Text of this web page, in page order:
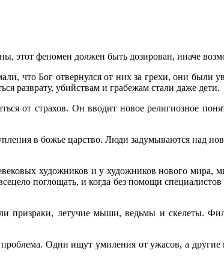
этот феномен должен быть дозирован, иначе
что Бог отвернулся от них за грехи, они были
разврату, убийствам и грабежам стали даже дети.
от страхов. Он вводит новое религиозное
в божье царство. Люди задумываются над
художников и у художников нового мира,
поглощать, и когда без помощи
летучие мыши, ведьмы и скелеты.
Одни ищут умиления от ужасов, а другие